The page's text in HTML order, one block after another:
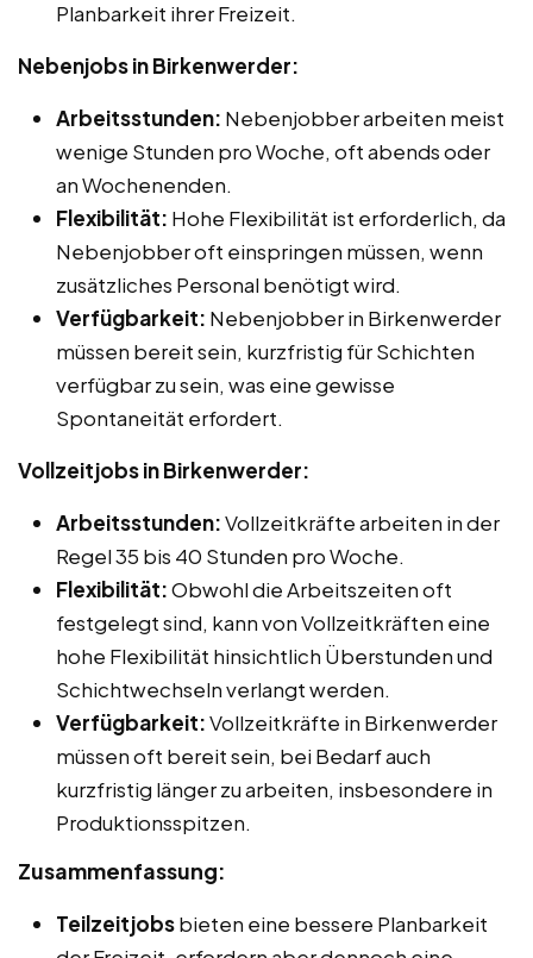
Planbarkeit ihrer Freizeit.
Nebenjobs in Birkenwerder:
Arbeitsstunden: Nebenjobber arbeiten meist
wenige Stunden pro Woche, oft abends oder
an Wochenenden.
Flexibilität: Hohe Flexibilität ist erforderlich, da
Nebenjobber oft einspringen müssen, wenn
zusätzliches Personal benötigt wird.
Verfügbarkeit: Nebenjobber in Birkenwerder
müssen bereit sein, kurzfristig für Schichten
verfügbar zu sein, was eine gewisse
Spontaneität erfordert.
Vollzeitjobs in Birkenwerder:
Arbeitsstunden:Vollzeitkräfte arbeiten in der
Regel 35 bis 40 Stunden pro Woche.
Flexibilität:Obwohl die Arbeitszeiten oft
festgelegt sind, kann von Vollzeitkräften eine
hohe Flexibilität hinsichtlich Überstunden und
Schichtwechseln verlangt werden.
Verfügbarkeit:Vollzeitkräfte in Birkenwerder
müssen oft bereit sein, bei Bedarf auch
kurzfristig länger zu arbeiten, insbesondere in
Produktionsspitzen.
Zusammenfassung:
Teilzeitjobsbieten eine bessere Planbarkeit